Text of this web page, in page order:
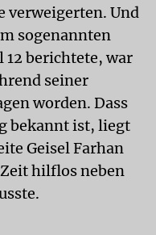
verweigerten. Und
sogenannten
12 berichtete, war
seiner
worden. Dass
bekannt ist, liegt
Geisel Farhan
hilflos neben